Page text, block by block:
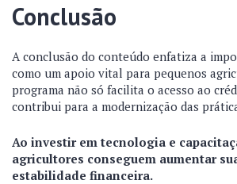
Conclusão
A conclusão do conteúdo enfatiza a
como um apoio vital para pequenos
programa não só facilita o acesso ao
contribui para a modernização das
Ao investir em tecnologia e
agricultores conseguem aumentar
estabilidade financeira.